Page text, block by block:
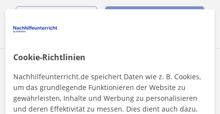
25€/h 1. Lektion kostenlos
Cookie-Richtlinien
Nachhilfeunterricht.de speichert Daten wie z. B. Cookies,
um das grundlegende Funktionieren der Website zu
gewährleisten, Inhalte und Werbung zu personalisieren
und deren Effektivität zu messen. Dies dient auch dazu,